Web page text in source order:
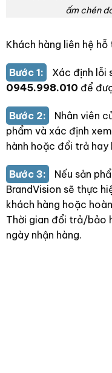
ấm chén
Khách hàng liên hệ
Bước 1: Xác định lỗi
0945.998.010 để
Bước 2:
Nhân viên
phẩm và xác định
hành hoặc đổi trả hay
Bước 3:
Nếu sản
BrandVision sẽ thực
khách hàng hoặc
Thời gian đổi trả/bảo
ngày nhận hàng.